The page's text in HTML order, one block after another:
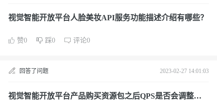
视觉智能开放平台人脸美妆API服务功能描述介绍有哪些？
赞0 踩0 评论0
回答了问题 2023-02-27 14:01:03
视觉智能开放平台产品购买资源包之后QPS是否会调整